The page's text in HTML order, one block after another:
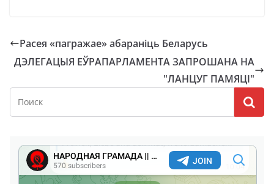
Расея «пагражае» абараніць Беларусь
ДЭЛЕГАЦЫЯ ЕЎРАПАРЛАМЕНТА ЗАПРОШАНА НА
"ЛАНЦУГ ПАМЯЦІ"